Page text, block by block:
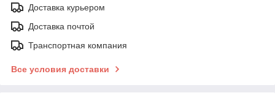
Доставка курьером
Доставка почтой
Транспортная компания
Все условия доставки